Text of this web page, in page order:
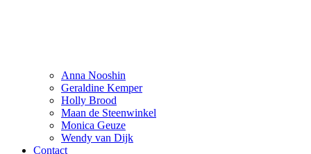
Anna Nooshin
Geraldine Kemper
Holly Brood
Maan de Steenwinkel
Monica Geuze
Wendy van Dijk
Contact